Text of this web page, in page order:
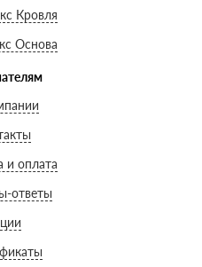
Кровля
Основа
и оплата
ответы